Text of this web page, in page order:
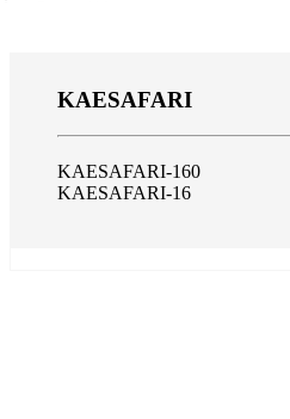
KAESAFARI
KAESAFARI-160
KAESAFARI-16